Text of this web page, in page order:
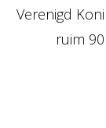
Verenigd
ruim